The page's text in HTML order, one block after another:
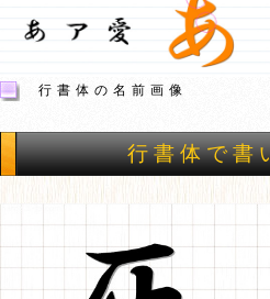
行書体の名前画像
行書体で書